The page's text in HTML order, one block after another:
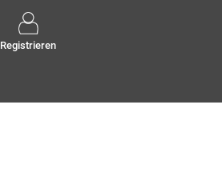
Registrieren